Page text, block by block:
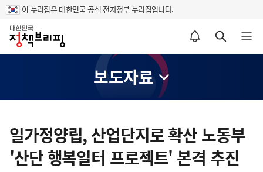
이 누리집은 대한민국 공식 전자정부 누리집입니다.
홈
알림설정 바로가기 검색 바로가기 메뉴 열기
보도자료
텐
영
일가정양립, 산업단지로 확산 노동부
'산단 행복일터 프로젝트' 본격 추진